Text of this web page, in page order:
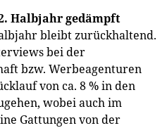
Halbjahr gedämpft
bleibt zurückhaltend.
bei der
bzw. Werbeagenturen
von ca. 8 % in den
wobei auch im
Gattungen von der